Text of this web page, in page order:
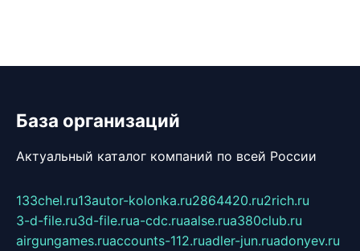
База организаций
Актуальный каталог компаний по всей России
133chel.ru13autor-kolonka.ru2864420.ru2rich.ru
3-d-file.ru3d-file.rua-cdc.ruaalse.rua380club.ru
airgungames.ruaccounts-112.ruadler-jun.ruadonyev.ru